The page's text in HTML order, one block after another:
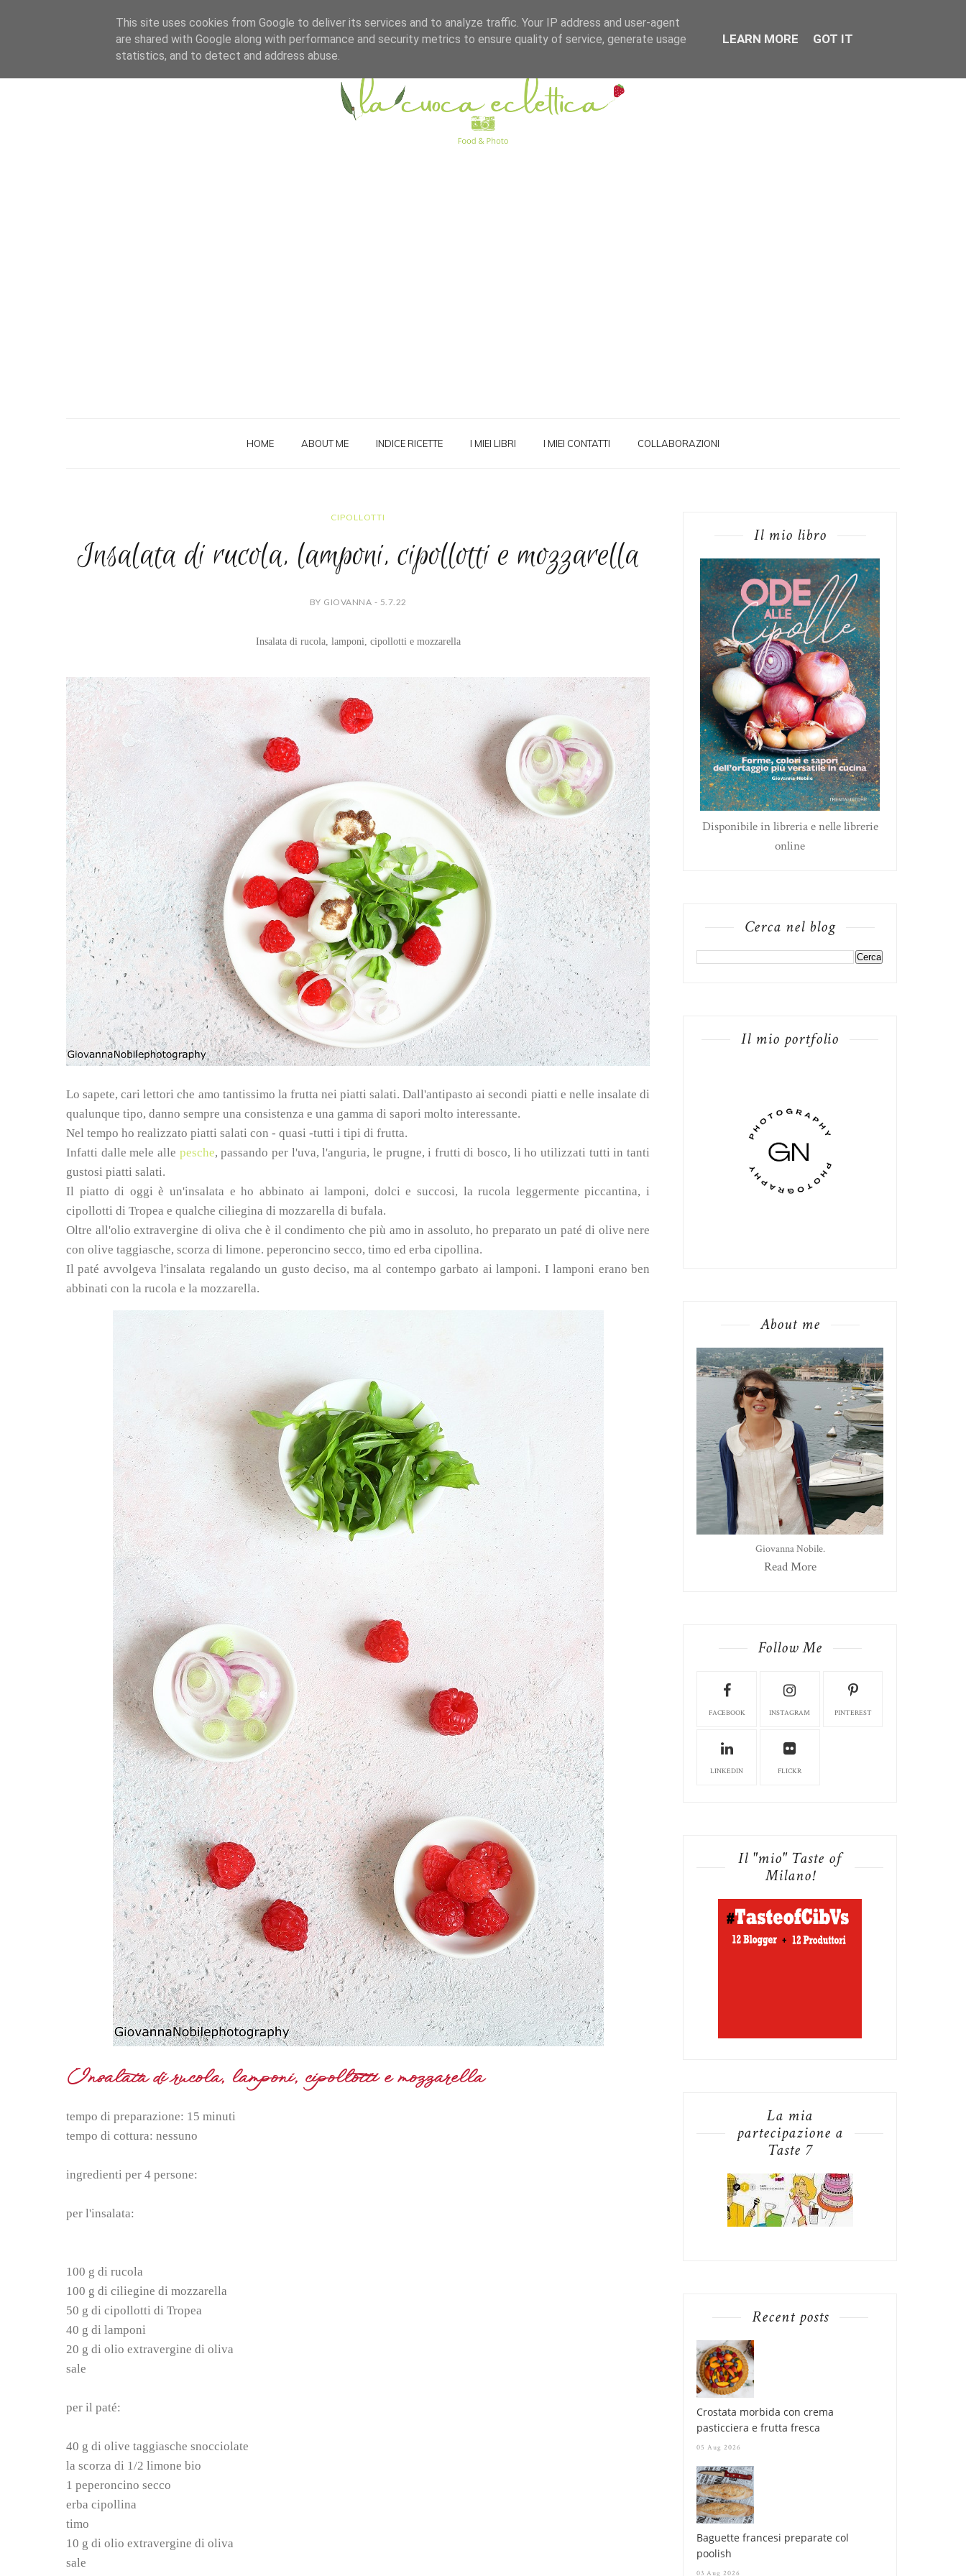
HOME ABOUT ME INDICE RICETTE I MIEI LIBRI I MIEI CONTATTI COLLABORAZIONI
CIPOLLOTTI
Insalata di rucola, lamponi, cipollotti e mozzarella
BY GIOVANNA - 5.7.22
Insalata di rucola, lamponi, cipollotti e mozzarella
Lo sapete, cari lettori che amo tantissimo la frutta nei piatti salati. Dall'antipasto ai secondi piatti e nelle insalate di
qualunque tipo, danno sempre una consistenza e una gamma di sapori molto interessante.
Nel tempo ho realizzato piatti salati con - quasi -tutti i tipi di frutta.
Infatti dalle mele alle pesche, passando per l'uva, l'anguria, le prugne, i frutti di bosco, li ho utilizzati tutti in tanti
gustosi piatti salati.
Il piatto di oggi è un'insalata e ho abbinato ai lamponi, dolci e succosi, la rucola leggermente piccantina, i
cipollotti di Tropea e qualche ciliegina di mozzarella di bufala.
Oltre all'olio extravergine di oliva che è il condimento che più amo in assoluto, ho preparato un paté di olive nere
con olive taggiasche, scorza di limone. peperoncino secco, timo ed erba cipollina.
Il paté avvolgeva l'insalata regalando un gusto deciso, ma al contempo garbato ai lamponi. I lamponi erano ben
abbinati con la rucola e la mozzarella.
Insalata di rucola, lamponi, cipollotti e mozzarella
tempo di preparazione: 15 minuti
tempo di cottura: nessuno
ingredienti per 4 persone:
per l'insalata:
100 g di rucola
100 g di ciliegine di mozzarella
50 g di cipollotti di Tropea
40 g di lamponi
20 g di olio extravergine di oliva
sale
per il paté:
40 g di olive taggiasche snocciolate
la scorza di 1/2 limone bio
1 peperoncino secco
erba cipollina
timo
10 g di olio extravergine di oliva
sale
Il mio libro
Disponibile in libreria e nelle librerie
online
Cerca nel blog
Il mio portfolio
About me
Giovanna Nobile.
Read More
Follow Me
FACEBOOK INSTAGRAM PINTEREST
LINKEDIN FLICKR
Il "mio" Taste of
Milano!
La mia
partecipazione a
Taste 7
Recent posts
Crostata morbida con crema
pasticciera e frutta fresca
05 Aug 2026
Baguette francesi preparate col
poolish
03 Aug 2026
This site uses cookies from Google to deliver its services and to analyze traffic. Your IP address and user-agent
are shared with Google along with performance and security metrics to ensure quality of service, generate usage
statistics, and to detect and address abuse.
LEARN MORE GOT IT